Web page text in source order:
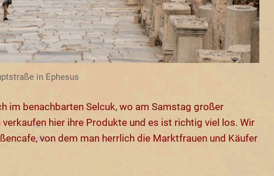
in Ephesus
im benachbarten Selcuk, wo am Samstag großer
hier ihre Produkte und es ist richtig viel los. Wir
von dem man herrlich die Marktfrauen und Käufer